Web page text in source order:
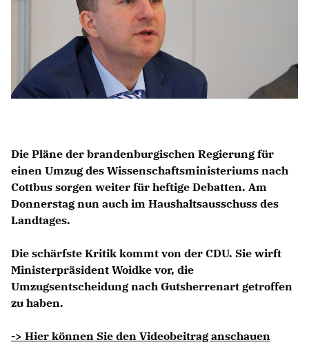
CDU Brandenburg
CDU Potsdam
Die Pläne der brandenburgischen Regierung für
einen Umzug des Wissenschaftsministeriums nach
Cottbus sorgen weiter für heftige Debatten. Am
Donnerstag nun auch im Haushaltsausschuss des
Landtages.
Die schärfste Kritik kommt von der CDU. Sie wirft
Ministerpräsident Woidke vor, die
Umzugsentscheidung nach Gutsherrenart getroffen
zu haben.
-> Hier können Sie den Videobeitrag anschauen